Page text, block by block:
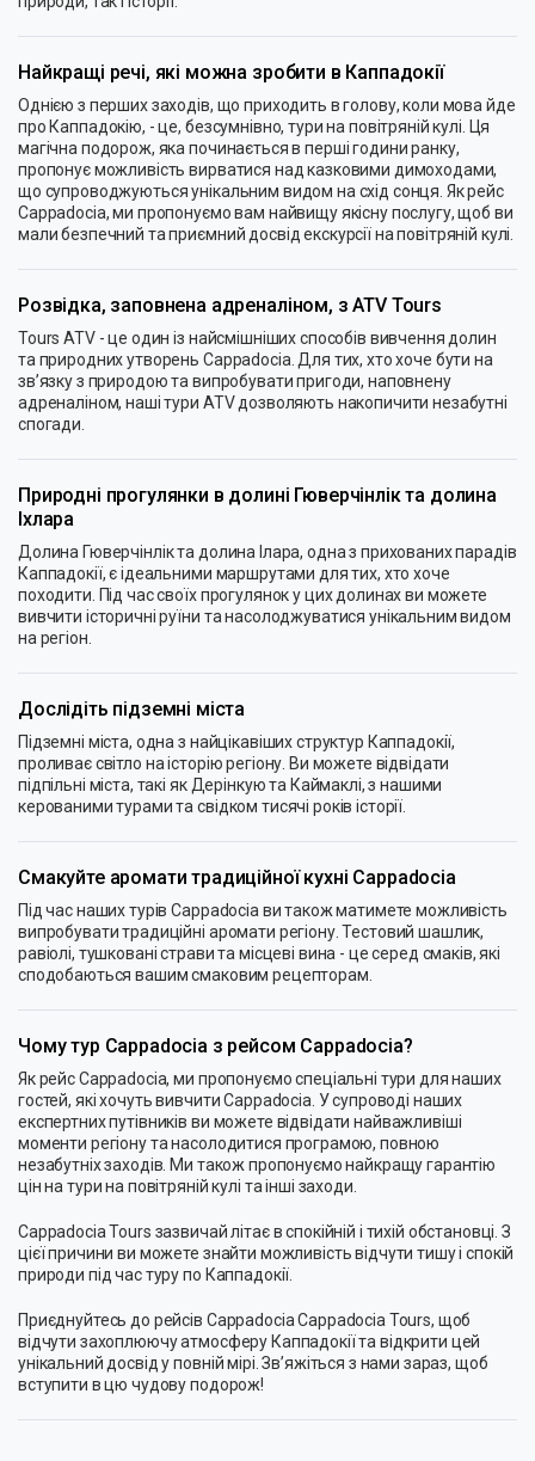
Найкращі речі, які можна зробити в Каппадокії
Однією з перших заходів, що приходить в голову, коли мова йде
про Каппадокію, - це, безсумнівно, тури на повітряній кулі. Ця
магічна подорож, яка починається в перші години ранку,
пропонує можливість вирватися над казковими димоходами,
що супроводжуються унікальним видом на схід сонця. Як рейс
Cappadocia, ми пропонуємо вам найвищу якісну послугу, щоб ви
мали безпечний та приємний досвід екскурсії на повітряній кулі.
Розвідка, заповнена адреналіном, з ATV Tours
Tours ATV - це один із найсмішніших способів вивчення долин
та природних утворень Cappadocia. Для тих, хто хоче бути на
зв’язку з природою та випробувати пригоди, наповнену
адреналіном, наші тури ATV дозволяють накопичити незабутні
спогади.
Природні прогулянки в долині Гюверчінлік та долина
Іхлара
Долина Гюверчінлік та долина Ілара, одна з прихованих парадів
Каппадокії, є ідеальними маршрутами для тих, хто хоче
походити. Під час своїх прогулянок у цих долинах ви можете
вивчити історичні руїни та насолоджуватися унікальним видом
на регіон.
Дослідіть підземні міста
Підземні міста, одна з найцікавіших структур Каппадокії,
проливає світло на історію регіону. Ви можете відвідати
підпільні міста, такі як Дерінкую та Каймаклі, з нашими
керованими турами та свідком тисячі років історії.
Смакуйте аромати традиційної кухні Cappadocia
Під час наших турів Cappadocia ви також матимете можливість
випробувати традиційні аромати регіону. Тестовий шашлик,
равіолі, тушковані страви та місцеві вина - це серед смаків, які
сподобаються вашим смаковим рецепторам.
Чому тур Cappadocia з рейсом Cappadocia?
Як рейс Cappadocia, ми пропонуємо спеціальні тури для наших
гостей, які хочуть вивчити Cappadocia. У супроводі наших
експертних путівників ви можете відвідати найважливіші
моменти регіону та насолодитися програмою, повною
незабутніх заходів. Ми також пропонуємо найкращу гарантію
цін на тури на повітряній кулі та інші заходи.
Cappadocia Tours зазвичай літає в спокійній і тихій обстановці. З
цієї причини ви можете знайти можливість відчути тишу і спокій
природи під час туру по Каппадокії.
Приєднуйтесь до рейсів Cappadocia Cappadocia Tours, щоб
відчути захоплюючу атмосферу Каппадокії та відкрити цей
унікальний досвід у повній мірі. Зв’яжіться з нами зараз, щоб
вступити в цю чудову подорож!